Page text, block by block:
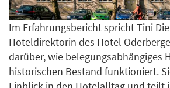
Im Erfahrungsbericht spricht Tini
Hoteldirektorin des Hotel
darüber, wie belegungsabhängiges
historischen Bestand funktioniert.